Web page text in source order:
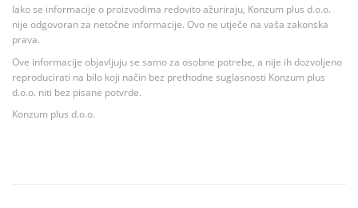
Iako se informacije o proizvodima redovito ažuriraju, Konzum plus d.o.o.
nije odgovoran za netočne informacije. Ovo ne utječe na vaša zakonska
prava.
Ove informacije objavljuju se samo za osobne potrebe, a nije ih dozvoljeno
reproducirati na bilo koji način bez prethodne suglasnosti Konzum plus
d.o.o. niti bez pisane potvrde.
Konzum plus d.o.o.